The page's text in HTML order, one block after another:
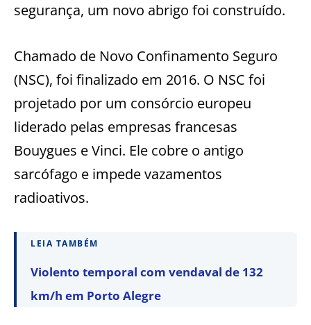
segurança, um novo abrigo foi construído.
Chamado de Novo Confinamento Seguro
(NSC), foi finalizado em 2016. O NSC foi
projetado por um consórcio europeu
liderado pelas empresas francesas
Bouygues e Vinci. Ele cobre o antigo
sarcófago e impede vazamentos
radioativos.
LEIA TAMBÉM
Violento temporal com vendaval de 132
km/h em Porto Alegre